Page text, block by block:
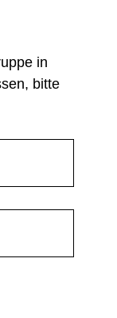
in
bitte